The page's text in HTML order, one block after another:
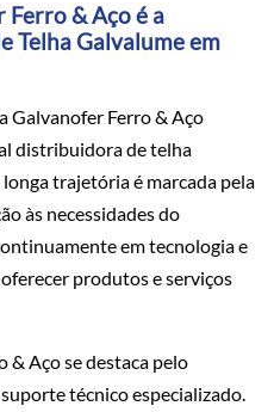
Ferro & Aço é a
Telha Galvalume em
Galvanofer Ferro & Aço
distribuidora de telha
longa trajetória é marcada pela
às necessidades do
em tecnologia e
produtos e serviços
& Aço se destaca pelo
técnico especializado.